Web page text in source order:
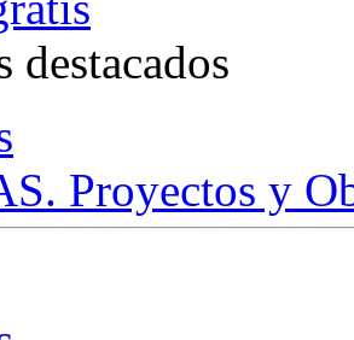
destacados
Proyectos y